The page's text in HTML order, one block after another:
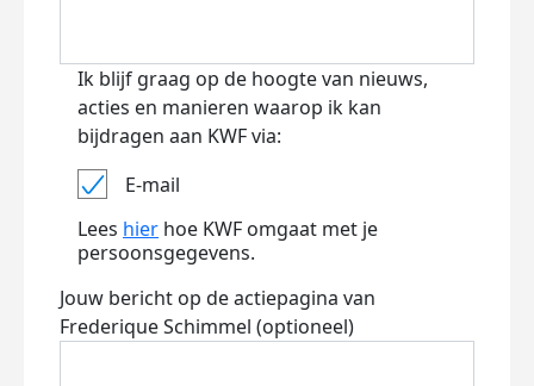
Ik blijf graag op de hoogte van nieuws,
acties en manieren waarop ik kan
bijdragen aan KWF via:
E-mail
Lees hier hoe KWF omgaat met je
persoonsgegevens.
Jouw bericht op de actiepagina van
Frederique Schimmel (optioneel)